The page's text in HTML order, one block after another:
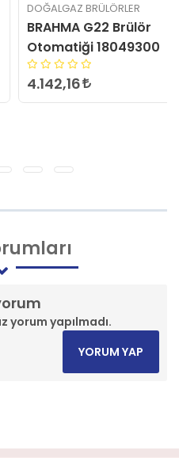
DOĞALGAZ BRÜLÖRLER
BRAHMA G22 Brülör
Otomatiği 18049300
4.142,16
yorum yapılmadı.
YORUM YAP